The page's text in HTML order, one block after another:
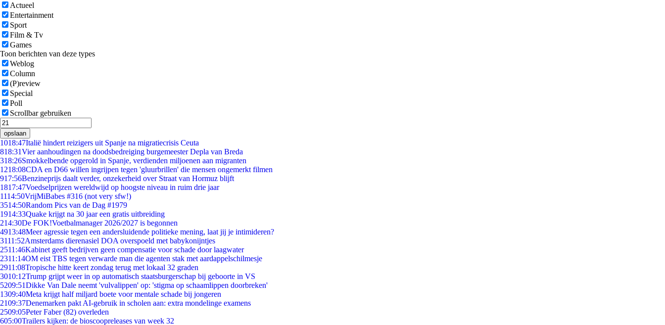
Actueel
Entertainment
Sport
Film & Tv
Games
Toon berichten van deze types
Weblog
Column
(P)review
Special
Poll
Scrollbar gebruiken
opslaan
1018:47Italië hindert reizigers uit Spanje na migratiecrisis Ceuta
818:31Vier aanhoudingen na doodsbedreiging burgemeester Depla van Breda
318:26Smokkelbende opgerold in Spanje, verdienden miljoenen aan migranten
1218:08CDA en D66 willen ingrijpen tegen 'gluurbrillen' die mensen ongemerkt filmen
917:56Benzineprijs daalt verder, onzekerheid over Straat van Hormuz blijft
1817:47Voedselprijzen wereldwijd op hoogste niveau in ruim drie jaar
1114:50VrijMiBabes #316 (not very sfw!)
3514:50Random Pics van de Dag #1979
1914:33Quake krijgt na 30 jaar een gratis uitbreiding
214:30De FOK!Voetbalmanager 2026/2027 is begonnen
4913:48Meer agressie tegen een andersluidende politieke mening, laat jij je intimideren?
3111:52Amsterdams dierenasiel DOA overspoeld met babykonijntjes
2511:46Kabinet geeft bedrijven geen compensatie voor schade door laagwater
2311:14OM eist TBS tegen verwarde man die agenten stak met aardappelschilmesje
2911:08Tropische hitte keert zondag terug met lokaal 32 graden
3010:12Trump grijpt weer in op automatisch staatsburgerschap bij geboorte in VS
5209:51Dikke Van Dale neemt 'vulvalippen' op: 'stigma op schaamlippen doorbreken'
1309:40Meta krijgt half miljard boete voor mentale schade bij jongeren
2109:37Denemarken pakt AI-gebruik in scholen aan: extra mondelinge examens
2509:05Peter Faber (82) overleden
605:00Trailers kijken: de bioscoopreleases van week 32